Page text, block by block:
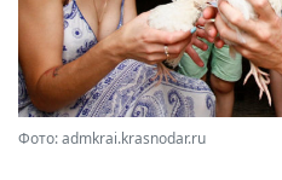
Фото: admkrai.krasnodar.ru